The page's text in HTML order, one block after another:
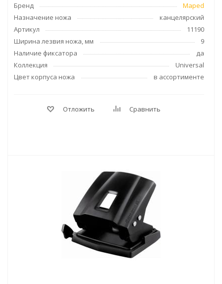
Бренд
Maped
Назначение ножа
канцелярский
Артикул
11190
Ширина лезвия ножа, мм
9
Наличие фиксатора
да
Коллекция
Universal
Цвет корпуса ножа
в ассортименте
Отложить Сравнить